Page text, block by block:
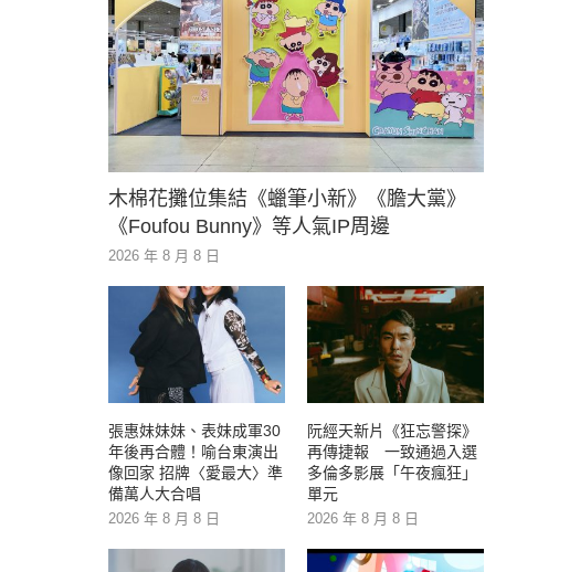
木棉花攤位集結《蠟筆小新》《膽大黨》
《Foufou Bunny》等人氣IP周邊
2026 年 8 月 8 日
張惠妹妹妹、表妹成軍30
年後再合體！喻台東演出
像回家 招牌〈愛最大〉準
備萬人大合唱
2026 年 8 月 8 日
阮經天新片《狂忘警探》
再傳捷報 一致通過入選
多倫多影展「午夜瘋狂」
單元
2026 年 8 月 8 日